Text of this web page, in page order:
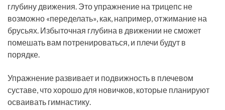
глубину движения. Это упражнение на трицепс не
возможно «переделать», как, например, отжимание на
брусьях. Избыточная глубина в движении не сможет
помешать вам потренироваться, и плечи будут в
порядке.
Упражнение развивает и подвижность в плечевом
суставе, что хорошо для новичков, которые планируют
осваивать гимнастику.